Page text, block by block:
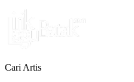
Cari Artis